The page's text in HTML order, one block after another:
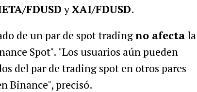
FDUSDyXAI/FDUSD.
de un par de spot tradingno afecta la
Spot". "Los usuarios aún pueden
del par de trading spot en otros pares
Binance", precisó.